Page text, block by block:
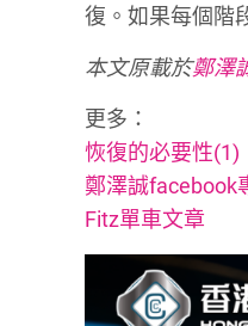
復。如果每個階
本文原載於鄭澤
更多：
恢復的必要性(1)
鄭澤誠facebook
Fitz單車文章